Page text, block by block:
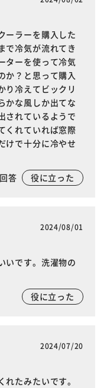
ーラーを購入した
で冷気が流れてき
ターを使って冷気
か？と思って購入
り冷えてビックリ
かな風しか出てな
されているようで
くれていれば窓際
けで十分に冷やせ
答 役に立った
2024/08/01
いです。洗濯物の
役に立った
2024/07/20
たみたいです。